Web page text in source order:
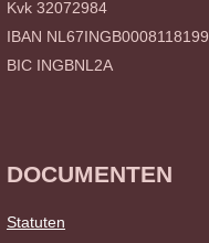
Kvk 32072984
IBAN NL67INGB0008118199
BIC INGBNL2A
DOCUMENTEN
Statuten